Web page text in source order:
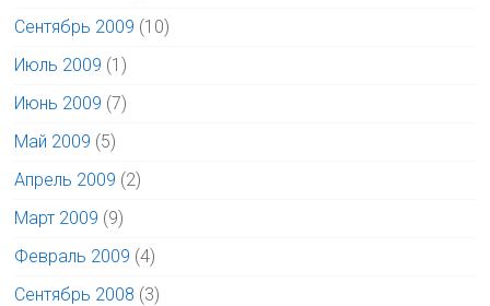
Сентябрь 2009 (10)
Июль 2009 (1)
Июнь 2009 (7)
Май 2009 (5)
Апрель 2009 (2)
Март 2009 (9)
Февраль 2009 (4)
Сентябрь 2008 (3)